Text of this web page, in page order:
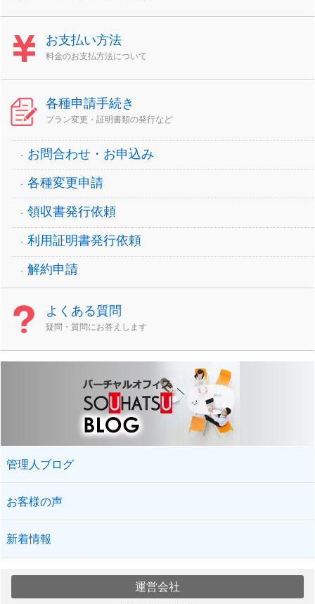
お支払い方法
料金のお支払方法について
各種申請手続き
プラン変更・証明書類の発行など
お問合わせ・お申込み
各種変更申請
領収書発行依頼
利用証明書発行依頼
解約申請
よくある質問
疑問・質問にお答えします
管理人ブログ
お客様の声
新着情報
運営会社